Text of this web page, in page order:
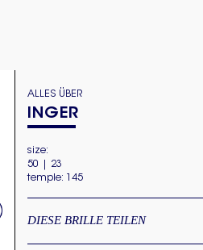
ALLES ÜBER
INGER
size:
50 | 23
temple: 145
DIESE BRILLE TEILEN